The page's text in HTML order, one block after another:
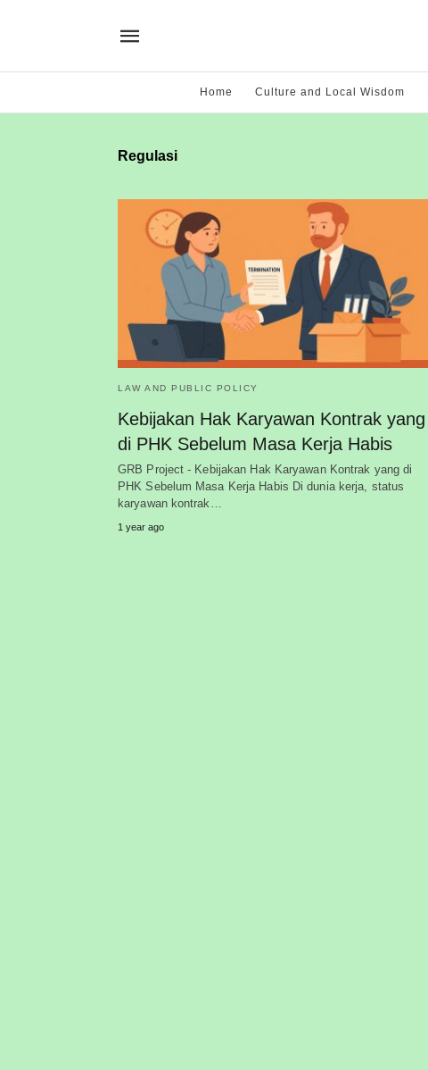
Home Culture and Local Wisdom
Regulasi
LAW AND PUBLIC POLICY
Kebijakan Hak Karyawan Kontrak yang
di PHK Sebelum Masa Kerja Habis
GRB Project - Kebijakan Hak Karyawan Kontrak yang di
PHK Sebelum Masa Kerja Habis Di dunia kerja, status
karyawan kontrak…
1 year ago